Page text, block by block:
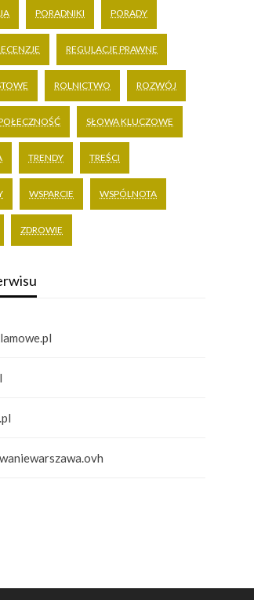
PORADNIKI PORADY
REGULACJE PRAWNE
ROLNICTWO ROZWÓJ
SŁOWA KLUCZOWE
TRENDY TREŚCI
WSPARCIE WSPÓLNOTA
ZDROWIE